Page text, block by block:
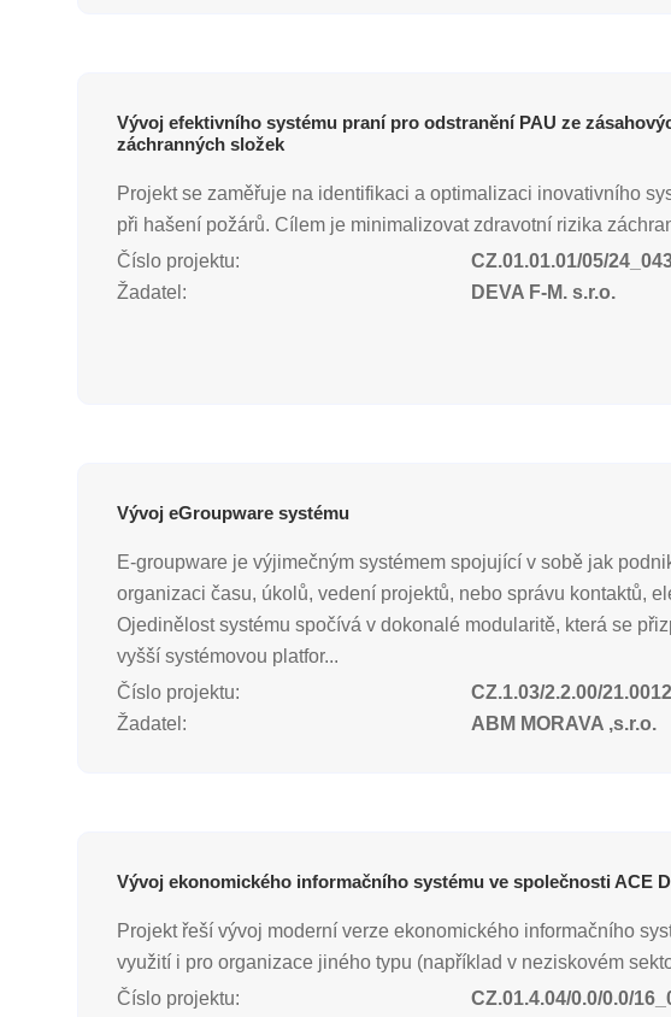
Vývoj efektivního systému praní pro odstranění PAU ze
záchranných složek
Projekt se zaměřuje na identifikaci a optimalizaci inovativního
při hašení požárů. Cílem je minimalizovat zdravotní rizika
Číslo projektu:
CZ.01.01.01/05/
Žadatel:
DEVA F-M. s.r.o.
Vývoj eGroupware systému
E-groupware je výjimečným systémem spojující v sobě jak
organizaci času, úkolů, vedení projektů, nebo správu kontaktů,
Ojedinělost systému spočívá v dokonalé modularitě, která se
vyšší systémovou platfor...
Číslo projektu:
CZ.1.03/2.2.00/
Žadatel:
ABM MORAVA ,s.r.o.
Vývoj ekonomického informačního systému ve společnosti ACE
Projekt řeší vývoj moderní verze ekonomického informačního
využití i pro organizace jiného typu (například v neziskovém
Číslo projektu:
CZ.01.4.04/0.0/0.0/